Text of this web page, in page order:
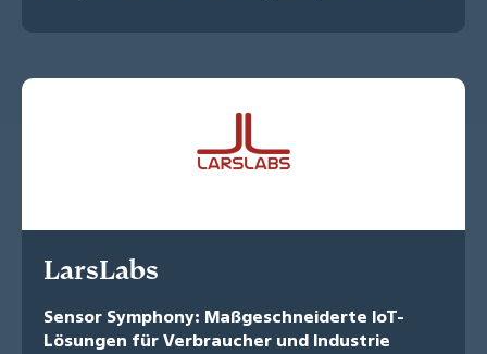
LarsLabs
Sensor Symphony: Maßgeschneiderte IoT-
Lösungen für Verbraucher und Industrie